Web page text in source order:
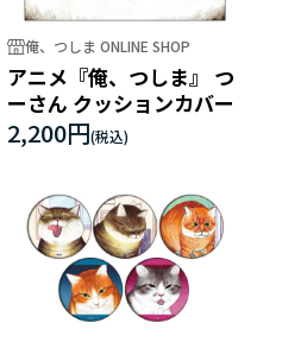
俺、つしま ONLINE SHOP
アニメ『俺、つしま』 つ
ーさん クッションカバー
2,200円